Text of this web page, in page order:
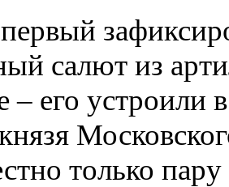
салют из
– его устроили
только